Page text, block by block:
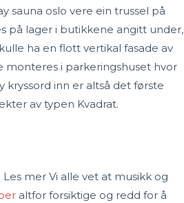
sauna oslo vere ein trussel på
på lager i butikkene angitt under,
ha en flott vertikal fasade av
monteres i parkeringshuset hvor
inn er altså det første
av typen Kvadrat.
mer Vi alle vet at musikk og
altfor forsiktige og redd for å